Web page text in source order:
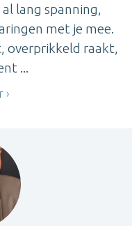
lang spanning,
met je mee.
overprikkeld raakt,
...